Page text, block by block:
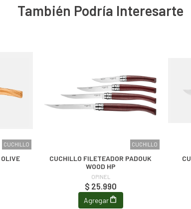
También Podría Interesarte
CUCHILLO CUCHILLO
CUCHILLO FILETEADOR PADOUK
WOOD HP
OPINEL
$ 25.990
Agregar